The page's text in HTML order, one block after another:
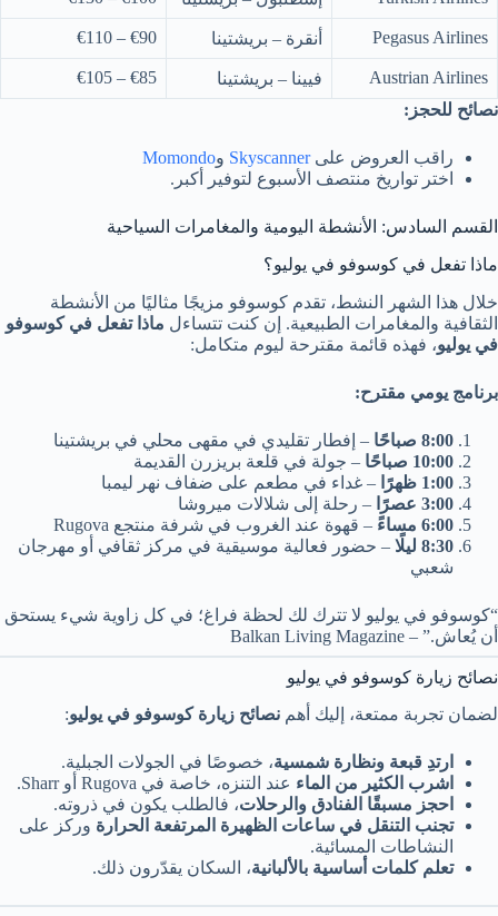
Pegasus Airlines أنقرة – بريشتينا €90 – €110
Austrian Airlines فيينا – بريشتينا
€85 – €105
نصائح للحجز:
راقب العروض علىSkyscanner وMomondo
اختر تواريخ منتصف الأسبوع لتوفير أكبر.
القسم السادس: الأنشطة اليومية والمغامرات السياحية
ماذا تفعل في كوسوفو في يوليو؟
خلال هذا الشهر النشط، تقدم كوسوفو مزيجًا مثاليًا من الأنشطة
الثقافية والمغامرات الطبيعية. إن كنت تتساءل ماذا تفعل في كوسوفو
في يوليو، فهذه قائمة مقترحة ليوم متكامل:
برنامج يومي مقترح:
8:00 صباحًا
– إفطار تقليدي في مقهى محلي في بريشتينا
10:00 صباحًا
– جولة في قلعة بريزرن القديمة
1:00 ظهرًا
– غداء في مطعم على ضفاف نهر ليمبا
3:00 عصرًا
– رحلة إلى شلالات ميروشا
6:00 مساءً
– قهوة عند الغروب في شرفة منتجع Rugova
8:30 ليلًا
– حضور فعالية موسيقية في مركز ثقافي أو مهرجان
شعبي
“كوسوفو في يوليو لا تترك لك لحظة فراغ؛ في كل زاوية شيء يستحق
أن يُعاش.” – Balkan Living Magazine
نصائح زيارة كوسوفو في يوليو
لضمان تجربة ممتعة، إليك أهم نصائح زيارة كوسوفو في يوليو:
ارتدِ قبعة ونظارة شمسية، خصوصًا في الجولات الجبلية.
اشرب الكثير من الماء عند التنزه، خاصة في Rugova أو Sharr.
احجز مسبقًا الفنادق والرحلات، فالطلب يكون في ذروته.
تجنب التنقل في ساعات الظهيرة المرتفعة الحرارة وركز على
النشاطات المسائية.
تعلم كلمات أساسية بالألبانية، السكان يقدّرون ذلك.